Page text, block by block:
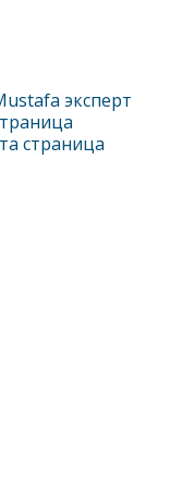
эксперт
страница